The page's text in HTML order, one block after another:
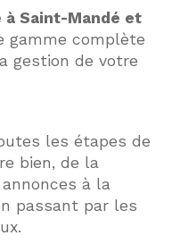
à Saint-Mandé et
gamme complète
gestion de votre
les étapes de
bien, de la
à la
passant par les